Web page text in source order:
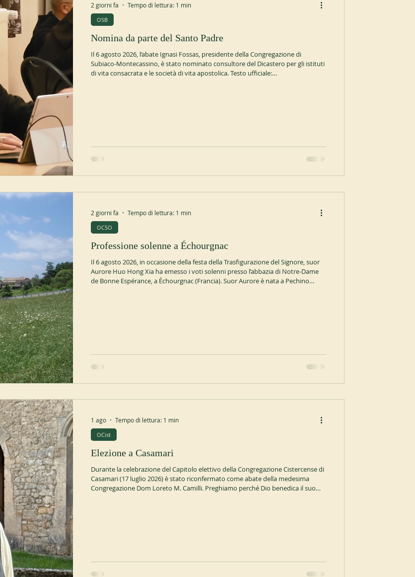
Nomina da parte del Santo Padre
Il 6 agosto 2026, l’abate Ignasi Fossas, presidente della Congregazione di
Subiaco-Montecassino, è stato nominato consultore del Dicastero per gli istituti
di vita consacrata e le società di vita apostolica. Testo ufficiale:
OSB
2 giorni fa Tempo di lettura: 1 min
Professione solenne a Échourgnac
Il 6 agosto 2026, in occasione della festa della Trasfigurazione del Signore, suor
Aurore Huo Hong Xia ha emesso i voti solenni presso l’abbazia di Notre-Dame
de Bonne Espérance, a Échourgnac (Francia). Suor Aurore è nata a Pechino
OCSO
2 giorni fa Tempo di lettura: 1 min
Elezione a Casamari
Durante la celebrazione del Capitolo elettivo della Congregazione Cistercense di
Casamari (17 luglio 2026) è stato riconfermato come abate della medesima
Congregazione Dom Loreto M. Camilli. Preghiamo perché Dio benedica il suo
OCist
1 ago Tempo di lettura: 1 min